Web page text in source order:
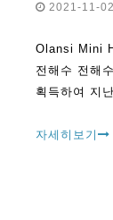
2021-11-02
Olansi Mini
전해수 전해
획득하여 지
와 함께
자세히보기